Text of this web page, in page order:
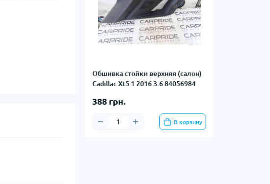
Обшивка стойки верхняя (салон)
Cadillac Xt5 1 2016 3.6 84056984
388 грн.
В корзину